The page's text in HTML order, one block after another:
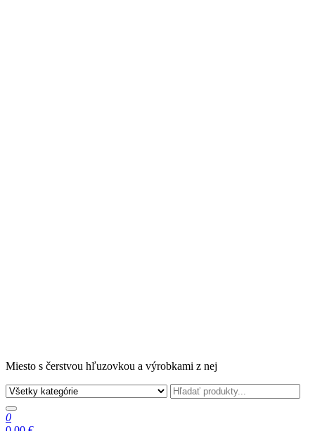
Miesto s čerstvou hľuzovkou a výrobkami z nej
0